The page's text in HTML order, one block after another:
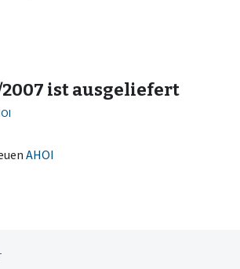
2007 ist ausgeliefert
AHOI